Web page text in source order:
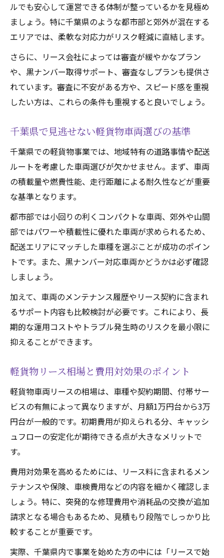
ルでも安心して運営できる体制が整っているかを見極め
ましょう。特に千葉県のような都市部と郊外が混在する
エリアでは、柔軟な対応力がリスク軽減に直結します。
さらに、リース会社によっては審査が緩やかなプラン
や、黒ナンバー取得サポート、審査なしプランも提供さ
れています。審査に不安がある方や、スピード感を重視
したい方は、これらの条件も重視すると良いでしょう。
千葉県で見逃せない軽貨物車両選びの基準
千葉県での軽貨物事業では、地域特有の道路事情や配送
ルートを考慮した車両選びが欠かせません。まず、車両
の積載量や燃費性能、走行距離による耐久性などが重要
な基準となります。
都市部では小回りの利くコンパクトな車両、郊外や山間
部ではパワーや積載性に優れた車両が求められるため、
配送エリアにマッチした車種を選ぶことが成功のポイン
トです。また、黒ナンバー対応車両かどうかは必ず確認
しましょう。
加えて、車両のメンテナンス履歴やリース契約に含まれ
るサポート内容も比較検討が必要です。これにより、長
期的な運用コストやトラブル発生時のリスクを最小限に
抑えることができます。
軽貨物リース相場と費用対効果のポイント
軽貨物車両リースの相場は、車種や契約期間、付帯サー
ビスの有無によって異なりますが、月額1万円台から3万
円台が一般的です。初期費用が抑えられる分、キャッシ
ュフローの安定化が期待できる点が大きなメリットで
す。
費用対効果を高めるためには、リース料に含まれるメン
テナンスや保険、車検費用などの内容を細かく確認しま
しょう。特に、突発的な修理費用や消耗品の交換が追加
請求となる場合もあるため、見積もり段階でしっかり比
較することが重要です。
実際、千葉県内で事業を始めた方の中には「リースで始